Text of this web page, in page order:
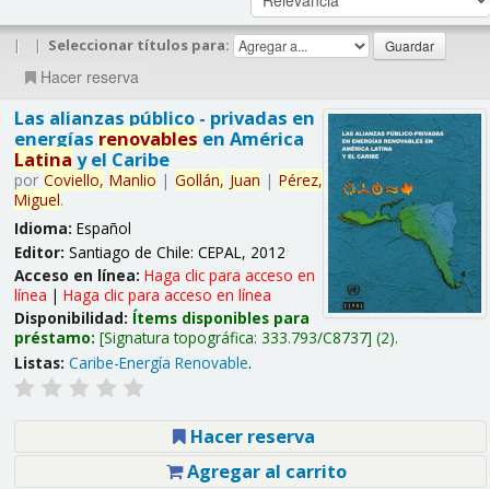
| | Seleccionar títulos para:
Hacer reserva
Las alianzas público - privadas en
energías renovables en América
Latina y el Caribe
por Coviello, Manlio | Gollán, Juan | Pérez,
Miguel.
Idioma: Español
Editor: Santiago de Chile: CEPAL, 2012
Acceso en línea: Haga clic para acceso en
línea | Haga clic para acceso en línea
Disponibilidad: Ítems disponibles para
préstamo: Signatura topográfica: 333.793/C8737 (2).
Listas: Caribe-Energía Renovable.
Hacer reserva
Agregar al carrito